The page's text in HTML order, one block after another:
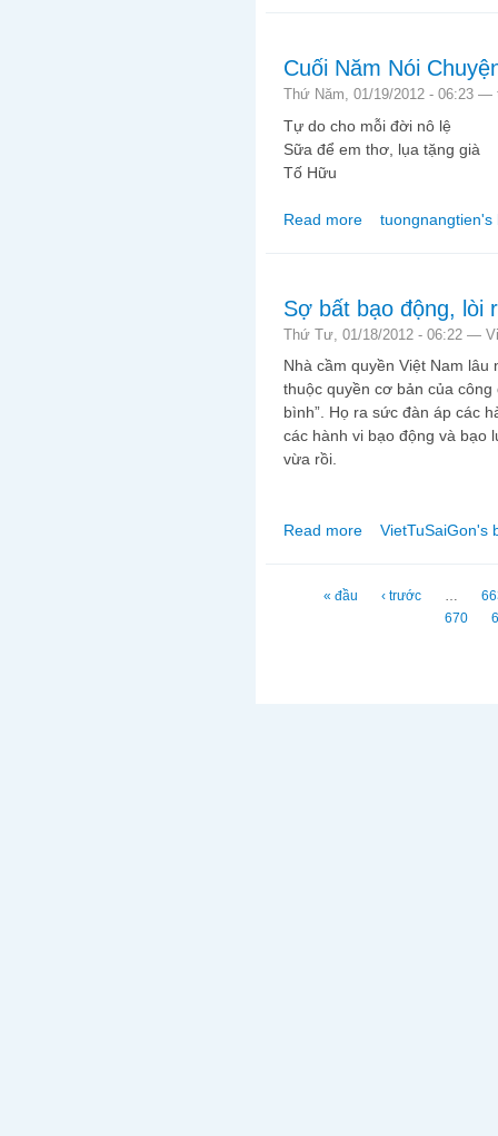
Cuối Năm Nói
Thứ Năm, 01/19/2012 - 06:23 —
Tự do cho mỗi đời nô lệ
Sữa để em thơ, lụa tặng già
Tố Hữu
Read more about Cuối Năm Nói
tuongnangtien's
Sợ bất bạo động, lòi
Thứ Tư, 01/18/2012 - 06:22 —
Nhà cầm quyền Việt Nam
thuộc quyền cơ bản của
bình”. Họ ra sức đàn áp các
các hành vi bạo động và bạo
vừa rồi.
Read more about Sợ bất bạo
VietTuSaiGon's
Trang« đầu ‹ trước
670